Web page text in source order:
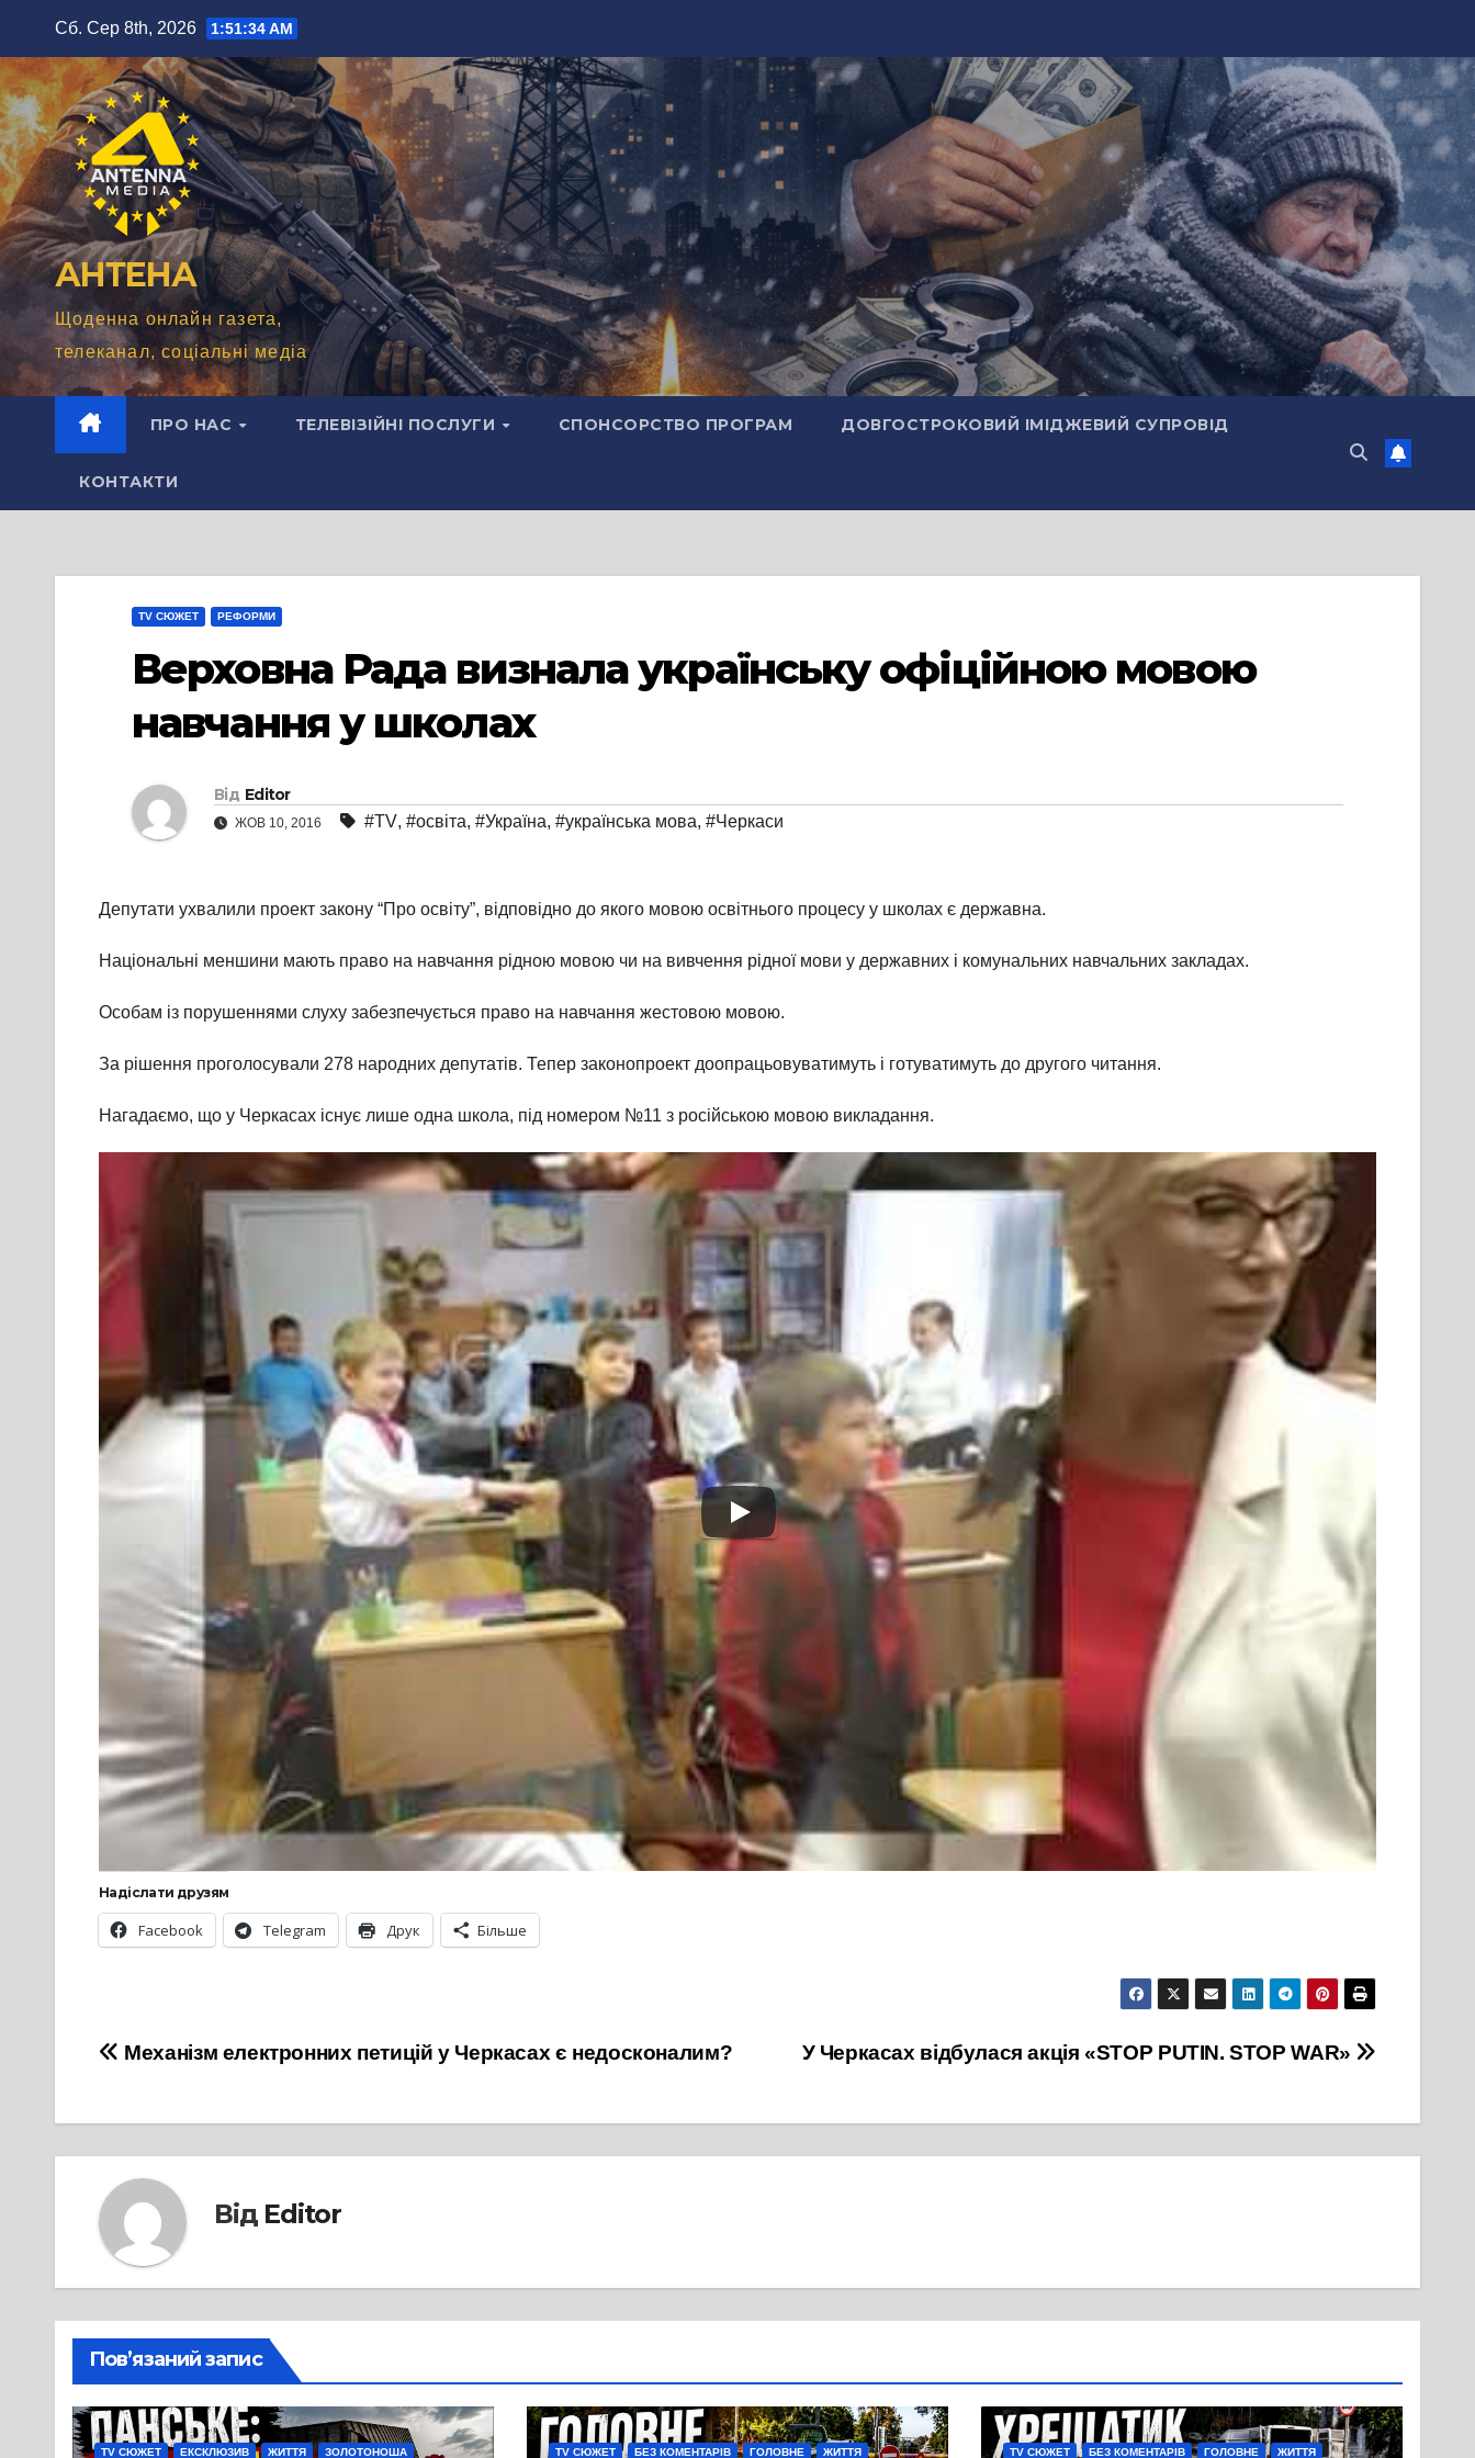
вмісту
Сб. Сер 8th, 2026 1:51:36 AM
АНТЕНА
Щоденна онлайн газета,
телеканал, соціальні медіа
ПРО НАС ТЕЛЕВІЗІЙНІ ПОСЛУГИ СПОНСОРСТВО ПРОГРАМ ДОВГОСТРОКОВИЙ ІМІДЖЕВИЙ СУПРОВІД
КОНТАКТИ
TV СЮЖЕТ РЕФОРМИ
Верховна Рада визнала українську офіційною мовою
навчання у школах
Від Editor
ЖОВ 10, 2016 #TV, #освіта, #Україна, #українська мова, #Черкаси
Депутати ухвалили проект закону “Про освіту”, відповідно до якого мовою освітнього процесу у школах є державна.
Національні меншини мають право на навчання рідною мовою чи на вивчення рідної мови у державних і комунальних навчальних закладах.
Особам із порушеннями слуху забезпечується право на навчання жестовою мовою.
За рішення проголосували 278 народних депутатів. Тепер законопроект доопрацьовуватимуть і готуватимуть до другого читання.
Нагадаємо, що у Черкасах існує лише одна школа, під номером №11 з російською мовою викладання.
Надіслати друзям
Facebook Telegram Друк Більше
Навігація
У Черкасах відбулася акція «STOP PUTIN. STOP WAR»
Механізм електронних петицій у Черкасах є недосконалим?
Від Editor
Пов’язаний запис
TV СЮЖЕТ ЕКСКЛЮЗИВ ЖИТТЯ ЗОЛОТОНОША TV СЮЖЕТ БЕЗ КОМЕНТАРІВ ГОЛОВНЕ ЖИТТЯ TV СЮЖЕТ БЕЗ КОМЕНТАРІВ ГОЛОВНЕ ЖИТТЯ